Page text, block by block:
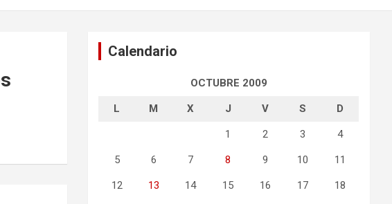
Calendario
OCTUBRE 2009
L M X J V S D
1 2 3 4
5 6 7 8 9 10 11
12 13 14 15 16 17 18